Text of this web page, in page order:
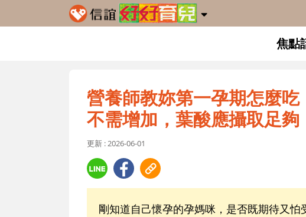
焦點
營養師教妳第一孕期怎麼
不需增加，葉酸應攝取足夠
更新 : 2026-06-01
剛知道自己懷孕的孕媽咪，是否既期待又